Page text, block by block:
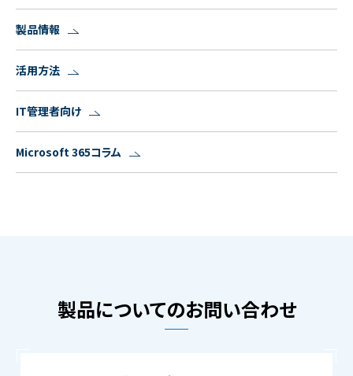
製品情報
活用方法
IT管理者向け
Microsoft 365コラム
製品についてのお問い合わせ